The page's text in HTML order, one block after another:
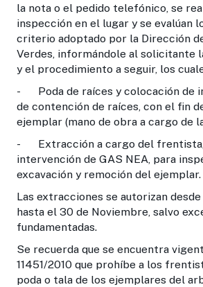
la nota o el pedido telefónico, se
inspección en el lugar y se evalúan
criterio adoptado por la Dirección
Verdes, informándole al solicitante
y el procedimiento a seguir, los
- Poda de raíces y colocación de
de contención de raíces, con el fin
ejemplar (mano de obra a cargo de
- Extracción a cargo del
intervención de GAS NEA, para
excavación y remoción del ejemplar.
Las extracciones se autorizan desde
hasta el 30 de Noviembre, salvo
fundamentadas.
Se recuerda que se encuentra
11451/2010 que prohíbe a los
poda o tala de los ejemplares del